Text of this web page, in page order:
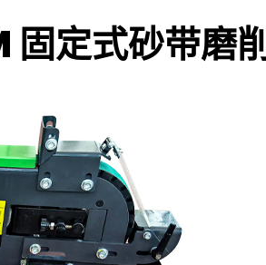
固定式砂带磨